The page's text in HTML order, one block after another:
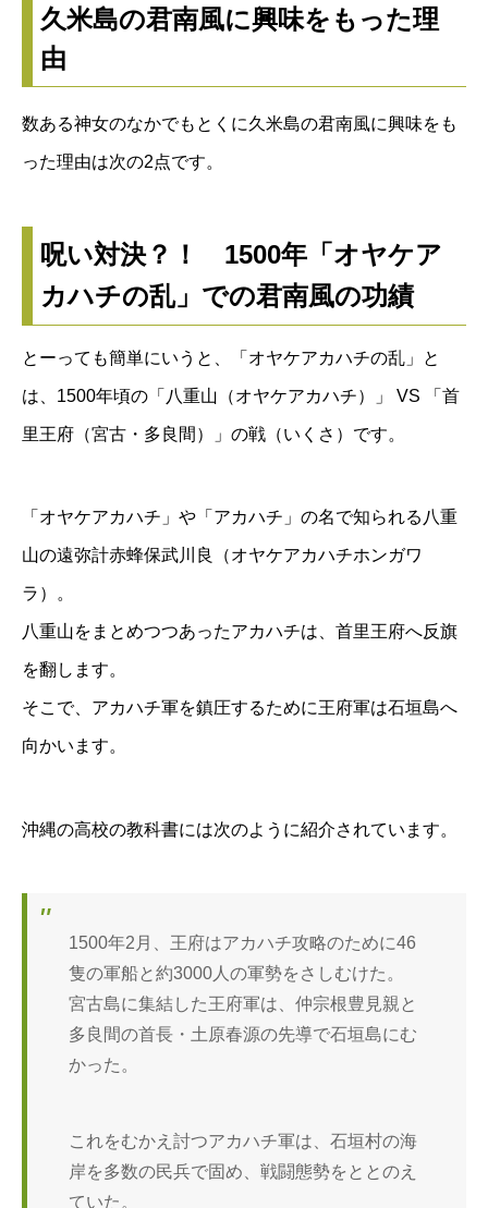
久米島の君南風に興味をもった理
由
数ある神女のなかでもとくに久米島の君南風に興味をも
った理由は次の2点です。
呪い対決？！ 1500年「オヤケア
カハチの乱」での君南風の功績
とーっても簡単にいうと、「オヤケアカハチの乱」と
は、1500年頃の「八重山（オヤケアカハチ）」 VS 「首
里王府（宮古・多良間）」の戦（いくさ）です。
「オヤケアカハチ」や「アカハチ」の名で知られる八重
山の遠弥計赤蜂保武川良（オヤケアカハチホンガワ
ラ）。
八重山をまとめつつあったアカハチは、首里王府へ反旗
を翻します。
そこで、アカハチ軍を鎮圧するために王府軍は石垣島へ
向かいます。
沖縄の高校の教科書には次のように紹介されています。
1500年2月、王府はアカハチ攻略のために46
隻の軍船と約3000人の軍勢をさしむけた。
宮古島に集結した王府軍は、仲宗根豊見親と
多良間の首長・土原春源の先導で石垣島にむ
かった。
これをむかえ討つアカハチ軍は、石垣村の海
岸を多数の民兵で固め、戦闘態勢をととのえ
ていた。